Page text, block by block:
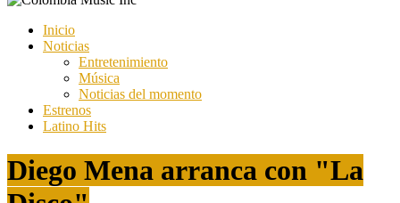
Inicio
Noticias
Entretenimiento
Música
Noticias del momento
Estrenos
Latino Hits
Diego Mena arranca con "La